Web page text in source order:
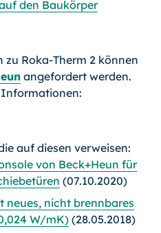
den Baukörper
Roka-Therm 2 können
angefordert werden.
auf diesen verweisen:
von Beck+Heun für
(07.10.2020)
neues, nicht brennbares
W/mK)(28.05.2018)